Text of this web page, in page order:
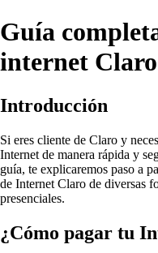
Guía
internet
Introducción
Si eres cliente de Claro y
Internet de manera rápida y
guía, te explicaremos paso a
de Internet Claro de diversas
presenciales.
¿Cómo pagar tu